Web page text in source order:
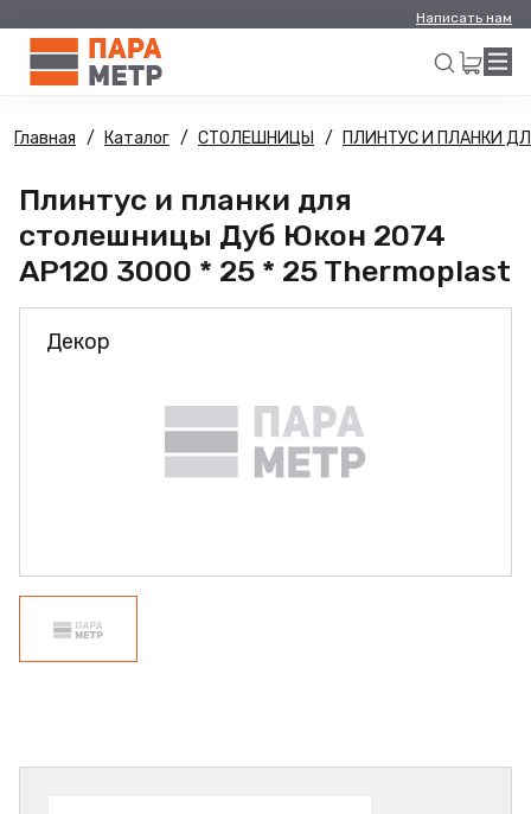
Написать нам
Искать
Главная Каталог СТОЛЕШНИЦЫ ПЛИНТУС И ПЛАНКИ
Плинтус и планки для
столешницы Дуб Юкон 2074
AP120 3000 * 25 * 25 Thermoplast
Декор